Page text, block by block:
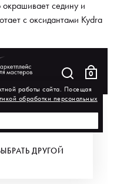
седину и
с оксидантами Kydra